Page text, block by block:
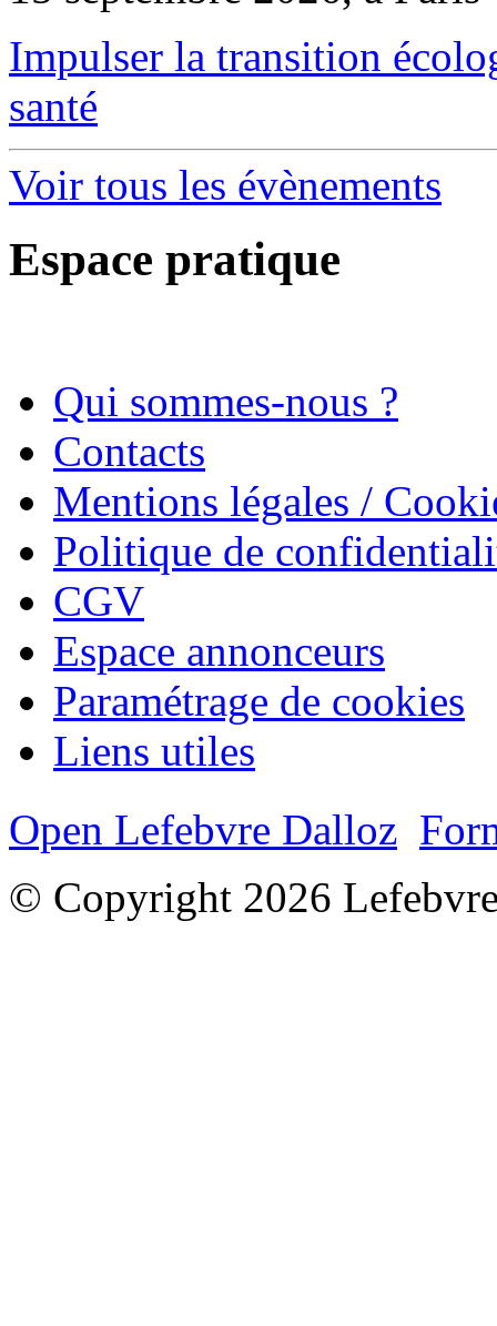
Impulser la transition
santé
Voir tous les évènements
Espace pratique
Qui sommes-nous ?
Contacts
Mentions légales /
Politique de
CGV
Espace annonceurs
Paramétrage de cookies
Liens utiles
Open Lefebvre Dalloz
© Copyright 2026